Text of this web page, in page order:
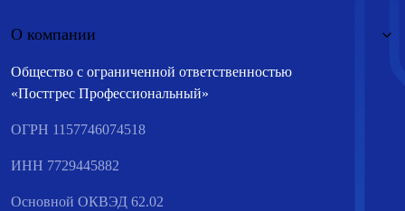
Общество с ограниченной ответственностью
«Постгрес Профессиональный»
ОГРН 1157746074518
ИНН 7729445882
Основной ОКВЭД 62.02
О компании